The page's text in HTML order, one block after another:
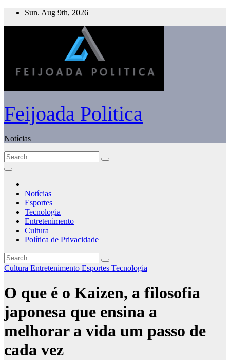
Skip
Sun. Aug 9th, 2026
Feijoada Politica
Notícias
Notícias
Esportes
Tecnologia
Entretenimento
Cultura
Política de Privacidade
Cultura Entretenimento Esportes Tecnologia
O que é o Kaizen, a filosofia
japonesa que ensina a
melhorar a vida um passo de
cada vez